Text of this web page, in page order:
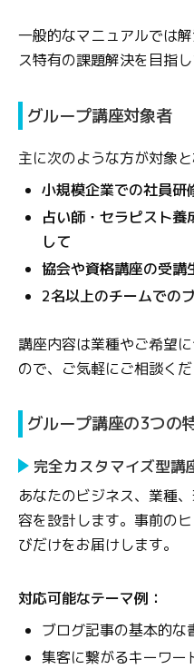
一般的なマニュアルでは
ス特有の課題解決を目指し
グループ講座対象者
主に次のような方が対象と
小規模企業での社員研
占い師・セラピスト養
して
協会や資格講座の受講
2名以上のチームでの
講座内容は業種やご希望
ので、ご気軽にご相談くだ
グループ講座の3つの
完全カスタマイズ型講
あなたのビジネス、業種
容を設計します。事前の
びだけをお届けします。
対応可能なテーマ例：
ブログ記事の基本的な
集客に繋がるキーワー